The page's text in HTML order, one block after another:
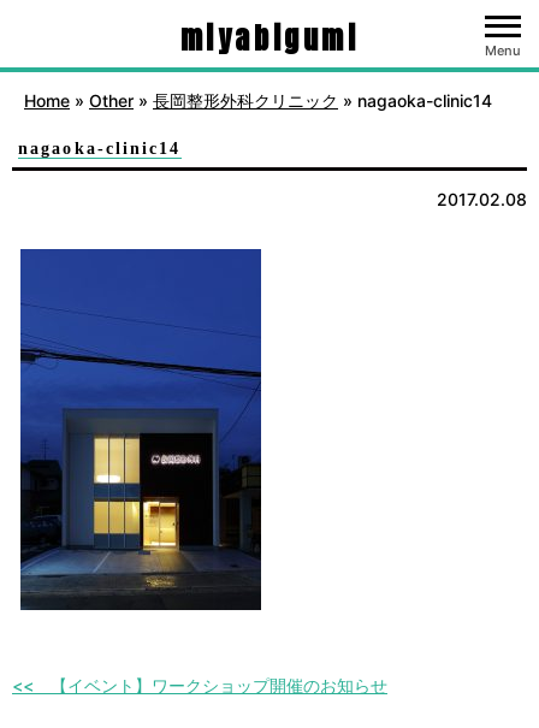
miyabigumi Menu
Home » Other » 長岡整形外科クリニック » nagaoka-clinic14
nagaoka-clinic14
2017.02.08
【イベント】ワークショップ開催のお知らせ